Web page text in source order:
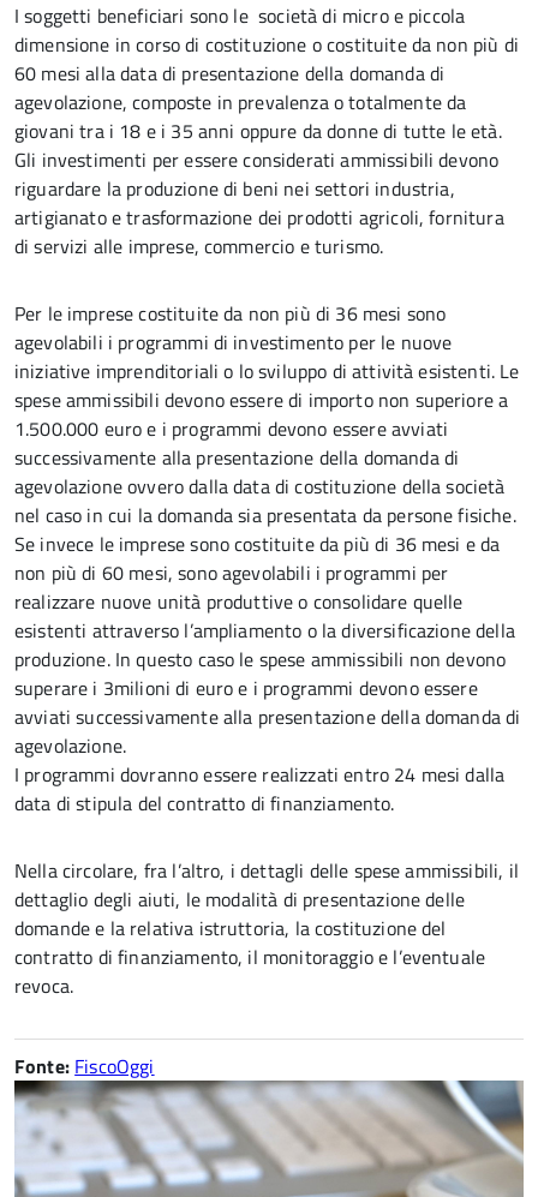
I soggetti beneficiari sono le società di micro e piccola
dimensione in corso di costituzione o costituite da non più di
60 mesi alla data di presentazione della domanda di
agevolazione, composte in prevalenza o totalmente da
giovani tra i 18 e i 35 anni oppure da donne di tutte le età.
Gli investimenti per essere considerati ammissibili devono
riguardare la produzione di beni nei settori industria,
artigianato e trasformazione dei prodotti agricoli, fornitura
di servizi alle imprese, commercio e turismo.
Per le imprese costituite da non più di 36 mesi sono
agevolabili i programmi di investimento per le nuove
iniziative imprenditoriali o lo sviluppo di attività esistenti. Le
spese ammissibili devono essere di importo non superiore a
1.500.000 euro e i programmi devono essere avviati
successivamente alla presentazione della domanda di
agevolazione ovvero dalla data di costituzione della società
nel caso in cui la domanda sia presentata da persone fisiche.
Se invece le imprese sono costituite da più di 36 mesi e da
non più di 60 mesi, sono agevolabili i programmi per
realizzare nuove unità produttive o consolidare quelle
esistenti attraverso l’ampliamento o la diversificazione della
produzione. In questo caso le spese ammissibili non devono
superare i 3milioni di euro e i programmi devono essere
avviati successivamente alla presentazione della domanda di
agevolazione.
I programmi dovranno essere realizzati entro 24 mesi dalla
data di stipula del contratto di finanziamento.
Nella circolare, fra l’altro, i dettagli delle spese ammissibili, il
dettaglio degli aiuti, le modalità di presentazione delle
domande e la relativa istruttoria, la costituzione del
contratto di finanziamento, il monitoraggio e l’eventuale
revoca.
Fonte: FiscoOggi